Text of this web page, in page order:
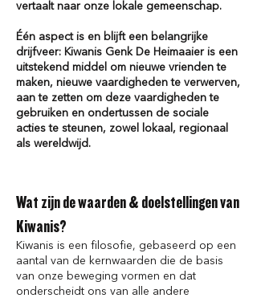
vertaalt naar onze lokale gemeenschap.
Één aspect is en blijft een belangrijke
drijfveer: Kiwanis Genk De Heimaaier is een
uitstekend middel om nieuwe vrienden te
maken, nieuwe vaardigheden te verwerven,
aan te zetten om deze vaardigheden te
gebruiken en ondertussen de sociale
acties te steunen, zowel lokaal, regionaal
als wereldwijd.
Wat zijn de waarden & doelstellingen van
Kiwanis?
Kiwanis is een filosofie, gebaseerd op een
aantal van de kernwaarden die de basis
van onze beweging vormen en dat
onderscheidt ons van alle andere